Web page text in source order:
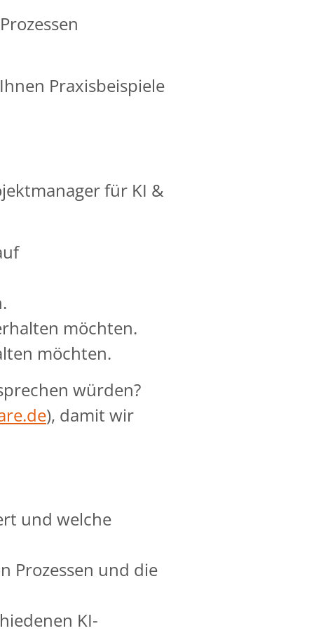
Praxisbeispiele
für KI &
möchten.
möchten.
würden?
), damit wir
und welche
Prozessen und die
KI-